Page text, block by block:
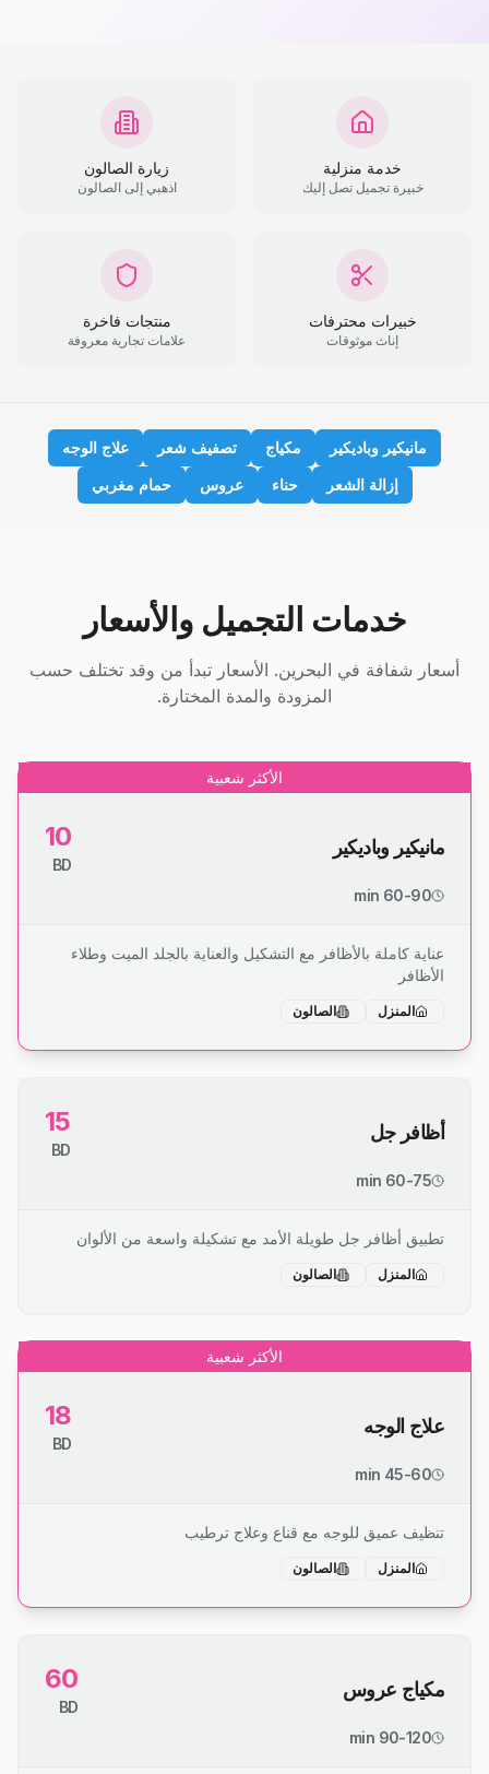
خدمة منزلية
خبيرة تجميل تصل إليك
زيارة الصالون
اذهبي إلى الصالون
خبيرات محترفات
إناث موثوقات
منتجات فاخرة
علامات تجارية معروفة
مانيكير وباديكير مكياج تصفيف شعر
علاج الوجه
إزالة الشعر
حناء عروس حمام مغربي
خدمات التجميل والأسعار
أسعار شفافة في البحرين. الأسعار تبدأ من وقد تختلف حسب
المزودة والمدة المختارة.
الأكثر شعبية
مانيكير وباديكير 10
BD
60-90 min
عناية كاملة بالأظافر مع التشكيل والعناية بالجلد الميت وطلاء
الأظافر
المنزل الصالون
أظافر جل 15
BD
60-75 min
تطبيق أظافر جل طويلة الأمد مع تشكيلة واسعة من الألوان
المنزل الصالون
الأكثر شعبية
علاج الوجه 18
BD
45-60 min
تنظيف عميق للوجه مع قناع وعلاج ترطيب
المنزل الصالون
مكياج عروس 60
BD
90-120 min